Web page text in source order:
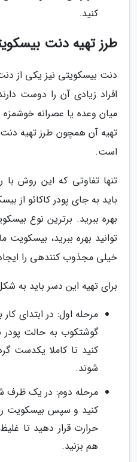
کنید.
طرز تهیه دنت
دنت بیسکویتی نیز یکی از
افراد زیادی آن را دوست
میان وعده یا عصرانه
تهیه آن همچون طرز تهیه
است.
تنها تفاوتی که این روش
باید به جای پودر کاکائو از
بهره ببرید. برترین نوع
توانید بهره ببرید،
خیلی مجذوب کنندهی را
برای تهیه این دسر باید به
مرحله اول: در ابتدای
گوشتکوب به حالت
کنید تا کاملا یکدست
شوند.
مرحله دوم: در یک ظرف
کنید و سپس بیسکویت
حرارت قرار دهید تا
هم بزنید.